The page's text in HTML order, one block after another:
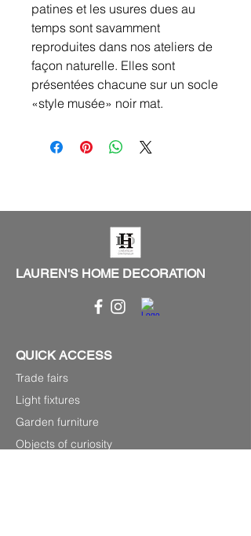
patines et les usures dues au
temps sont savamment
reproduites dans nos ateliers de
façon naturelle. Elles sont
présentées chacune sur un socle
«style musée» noir mat.
LAUREN'S HOME DECORATION
QUICK ACCESS
Trade fairs
Light fixtures
Garden furniture
Objects of curiosity